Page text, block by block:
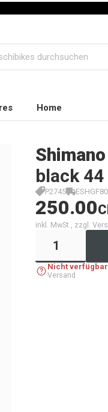
Home
Shimano
black 44
P2745
250.00
inkl. MwSt., zzgl.
Nicht verfügbar
Versand